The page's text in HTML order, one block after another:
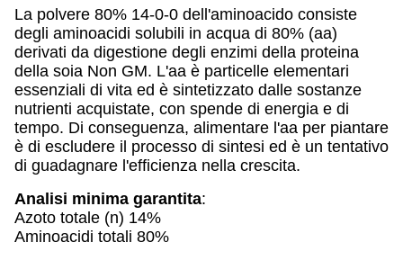
La polvere 80% 14-0-0 dell'aminoacido consiste
degli aminoacidi solubili in acqua di 80% (aa)
derivati da digestione degli enzimi della proteina
della soia Non GM. L'aa è particelle elementari
essenziali di vita ed è sintetizzato dalle sostanze
nutrienti acquistate, con spende di energia e di
tempo. Di conseguenza, alimentare l'aa per piantare
è di escludere il processo di sintesi ed è un tentativo
di guadagnare l'efficienza nella crescita.
Analisi minima garantita:
Azoto totale (n) 14%
Aminoacidi totali 80%